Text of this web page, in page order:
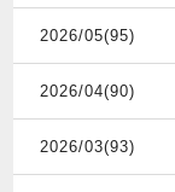
2026/05(95)
2026/04(90)
2026/03(93)